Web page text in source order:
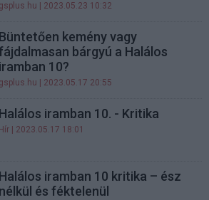
gsplus.hu | 2023.05.23 10:32
Büntetően kemény vagy
bárgyú a Halálos
iramban 10?
gsplus.hu | 2023.05.17 20:55
Halálos iramban 10. - Kritika
Hír | 2023.05.17 18:01
Halálos iramban 10 kritika – ész
nélkül és féktelenül